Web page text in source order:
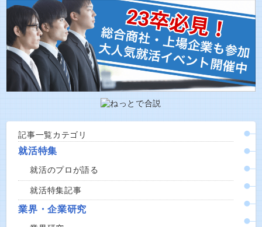
記事一覧カテゴリ
就活特集
就活のプロが語る
就活特集記事
業界・企業研究